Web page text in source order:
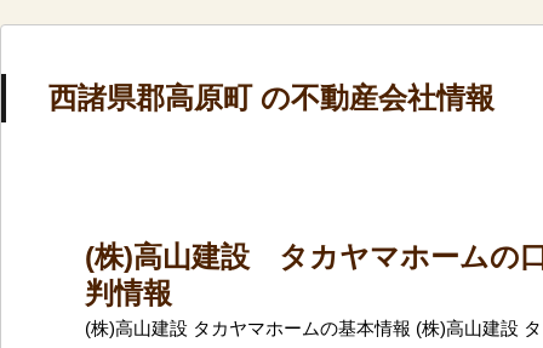
西諸県郡高原町 の不動産会社情報
(株)高山建設 タカヤマホームの
判情報
(株)高山建設 タカヤマホームの基本情報 (株)高山建設